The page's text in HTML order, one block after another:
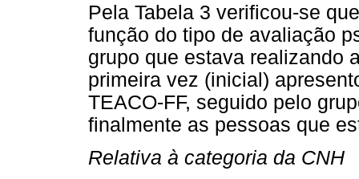
Pela Tabela 3 verificou-se
função do tipo de avaliação
grupo que estava realizando
primeira vez (inicial)
TEACO-FF, seguido pelo
finalmente as pessoas que
Relativa à categoria da CNH